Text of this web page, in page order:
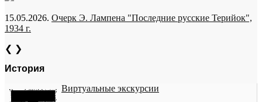
15.05.2026. Очерк Э. Лампена "Последние русские Терийок",
1934 г.
❮ ❯
История
Виртуальные экскурсии